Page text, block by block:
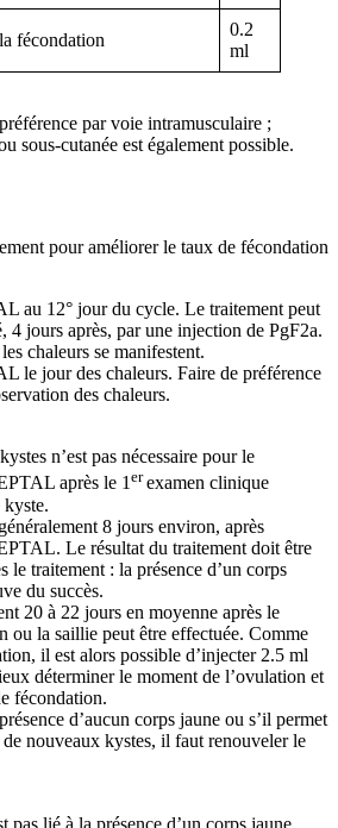
fécondation
0.2
ml
par voie intramusculaire ;
sous-cutanée est également possible.
pour améliorer le taux de fécondation
au 12° jour du cycle. Le traitement peut
4 jours après, par une injection de PgF2a.
chaleurs se manifestent.
le jour des chaleurs. Faire de préférence
des chaleurs.
n’est pas nécessaire pour le
après le 1erexamen clinique
kyste.
8 jours environ, après
Le résultat du traitement doit être
le traitement : la présence d’un corps
du succès.
20 à 22 jours en moyenne après le
ou la saillie peut être effectuée. Comme
il est alors possible d’injecter 2.5 ml
déterminer le moment de l’ovulation et
fécondation.
d’aucun corps jaune ou s’il permet
nouveaux kystes, il faut renouveler le
pas lié à la présence d’un corps jaune,